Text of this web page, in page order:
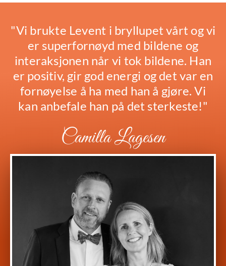
"Vi brukte Levent i bryllupet vårt og vi
er superfornøyd med bildene og
interaksjonen når vi tok bildene. Han
er positiv, gir god energi og det var en
fornøyelse å ha med han å gjøre. Vi
kan anbefale han på det sterkeste!"
Camilla Lagesen